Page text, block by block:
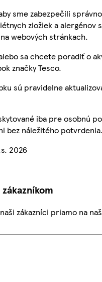
sme zabezpečili
zložiek a
webových stránkach.
sa chcete poradiť o
značky Tesco.
sú pravidelne
iba pre osobnú
bez náležitého potvrdenia.
2026
zákazníci priamo na